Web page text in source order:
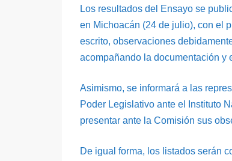
Los resultados del Ensayo se
en Michoacán (24 de julio), con el
escrito, observaciones
acompañando la documentación y
Asimismo, se informará a las
Poder Legislativo ante el Instituto
presentar ante la Comisión sus
De igual forma, los listados serán